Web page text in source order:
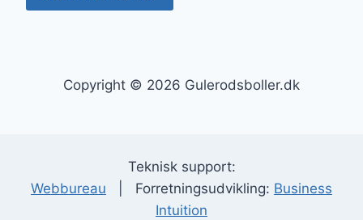
Copyright © 2026 Gulerodsboller.dk
Teknisk support:
Webbureau | Forretningsudvikling: Business
Intuition